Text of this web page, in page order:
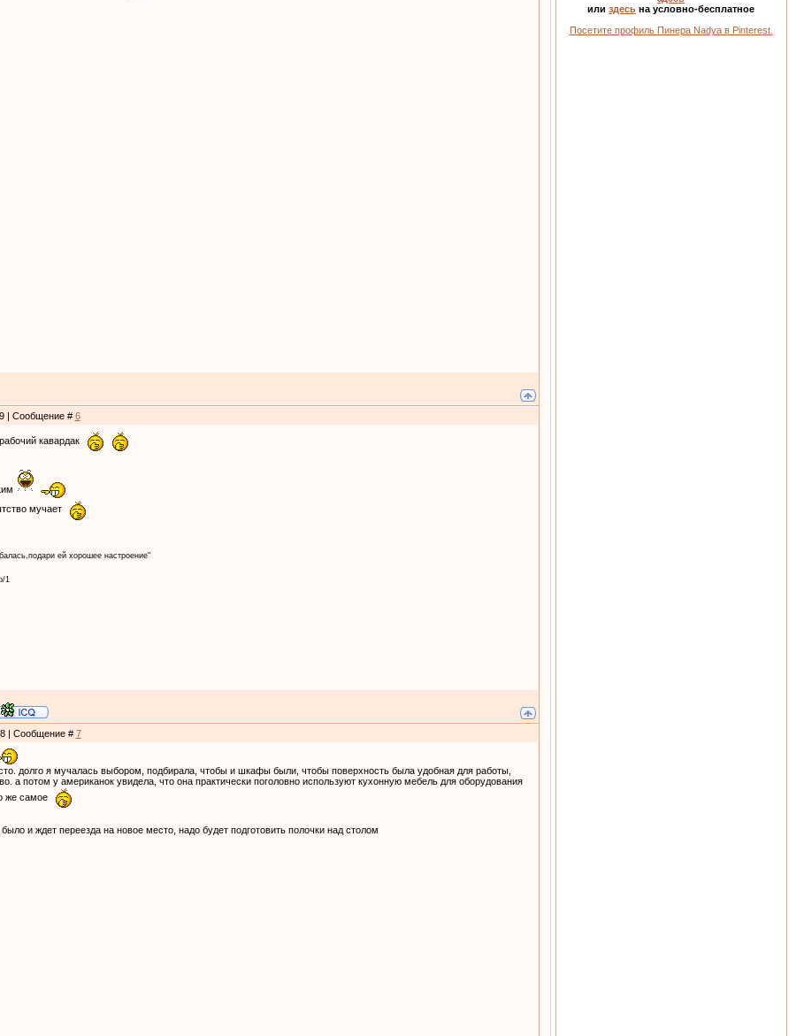
| Сообщение # 6
кавардак
мучает
ей хорошее настроение"
1
| Сообщение # 7
долго я мучалась выбором, подбирала, чтобы и шкафы были, чтобы поверхность была удобная для работы,
а потом у американок увидела, что она практически поголовно используют кухонную мебель для оборудования
же самое
и ждет переезда на новое место, надо будет подготовить полочки над столом
или здесь на условно-бесплатное
Посетите профиль Пинера Nadya в Pinterest.